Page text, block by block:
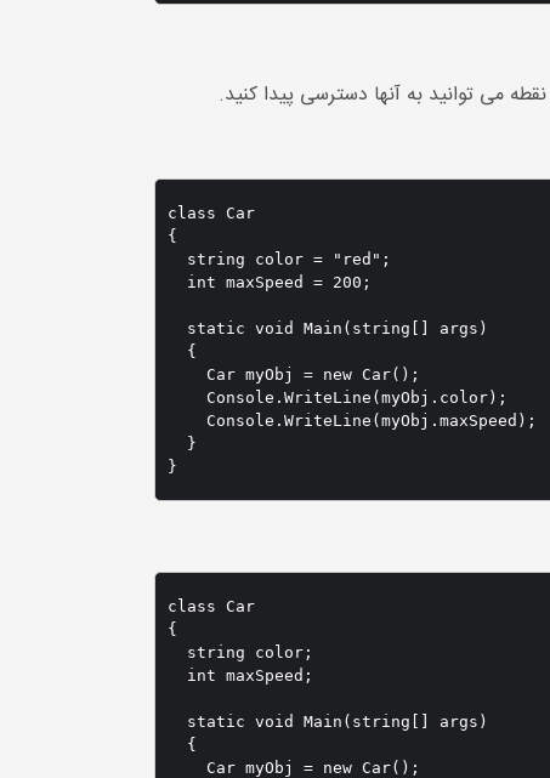
می توانید به آنها دسترسی پیدا کنید.
class Car
{
  string color = "red";
  int maxSpeed = 200;
  static void Main(string[] args)
  {
    Car myObj = new Car();
    Console.WriteLine(myObj.color);
    Console.WriteLine(myObj.maxSpeed);
  }
}
class Car
{
  string color;
  int maxSpeed;
  static void Main(string[] args)
  {
    Car myObj = new Car();